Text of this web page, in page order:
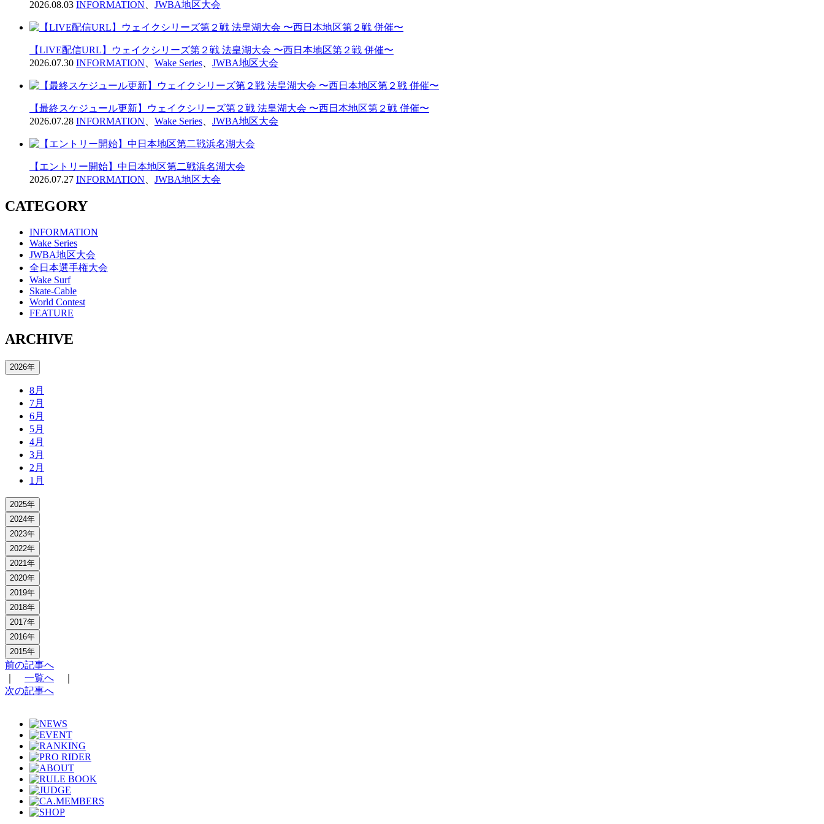
2026.08.03 INFORMATION JWBA地区大会
【LIVE配信URL】ウェイクシリーズ第２戦 法皇湖大会 〜西日本地区第２戦 併催〜
2026.07.30 INFORMATION Wake Series JWBA地区大会
【最終スケジュール更新】ウェイクシリーズ第２戦 法皇湖大会 〜西日本地区第２戦 併催〜
2026.07.28 INFORMATION Wake Series JWBA地区大会
【エントリー開始】中日本地区第二戦浜名湖大会
2026.07.27 INFORMATION JWBA地区大会
CATEGORY
INFORMATION
Wake Series
JWBA地区大会
全日本選手権大会
Wake Surf
Skate-Cable
World Contest
FEATURE
ARCHIVE
2026年
8月
7月
6月
5月
4月
3月
2月
1月
2025年
2024年
2023年
2022年
2021年
2020年
2019年
2018年
2017年
2016年
2015年
前の記事へ
一覧へ
次の記事へ